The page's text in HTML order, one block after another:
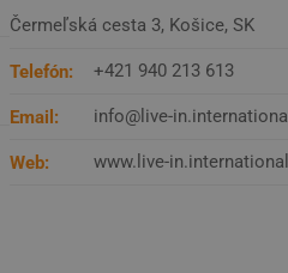
Čermeľská cesta 3, Košice, SK
Telefón: +421 940 213 613
Email: info@live-in.international
Web: www.live-in.international